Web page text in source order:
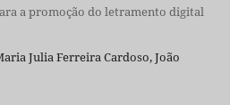
a promoção do letramento digital
Julia Ferreira Cardoso, João